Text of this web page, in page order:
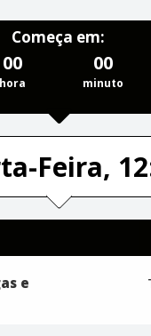
Começa em:
00
hora
00
minuto
Feira,
e